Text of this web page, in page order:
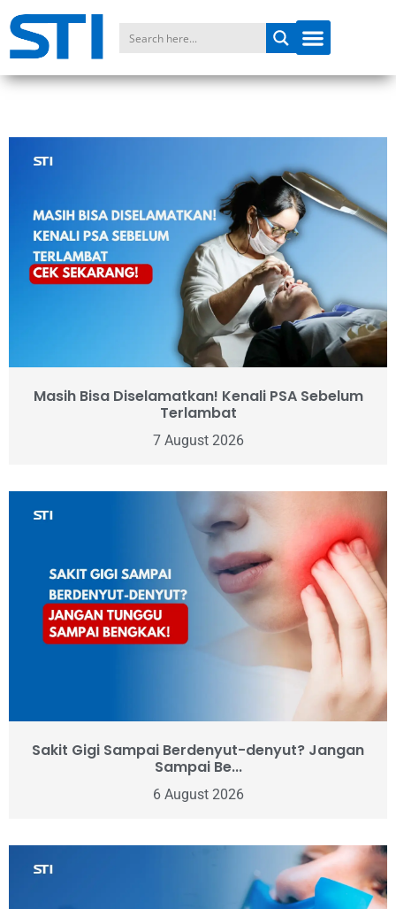
Masih Bisa Diselamatkan! Kenali PSA Sebelum
Terlambat
7 August 2026
Sakit Gigi Sampai Berdenyut-denyut? Jangan
Sampai Be...
6 August 2026